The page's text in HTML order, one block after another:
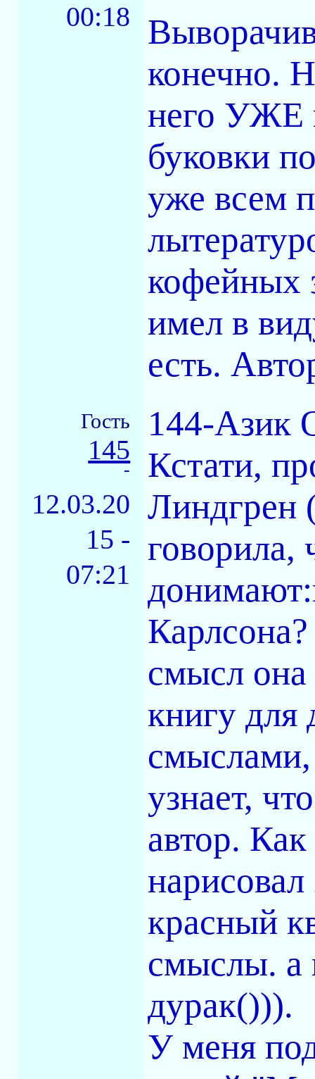
00:18
конечно.
него УЖЕ
буковки
уже всем
кофейных
имел в
есть.
Гость
145
-
12.03.20
15 -
07:21
144-Азик
Кстати,
Линдгрен
говорила,
смысл она
книгу для
смыслами,
узнает,
автор.
красный
смыслы. а
дурак())).
У меня